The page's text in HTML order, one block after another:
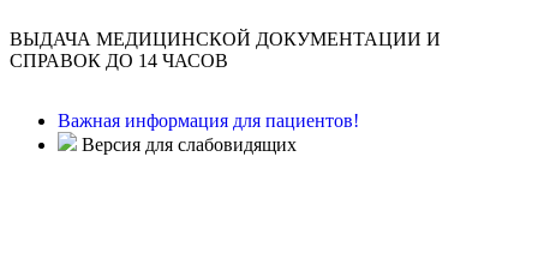
ВЫДАЧА МЕДИЦИНСКОЙ ДОКУМЕНТАЦИИ И
СПРАВОК ДО 14 ЧАСОВ
Важная информация для пациентов!
Версия для слабовидящих